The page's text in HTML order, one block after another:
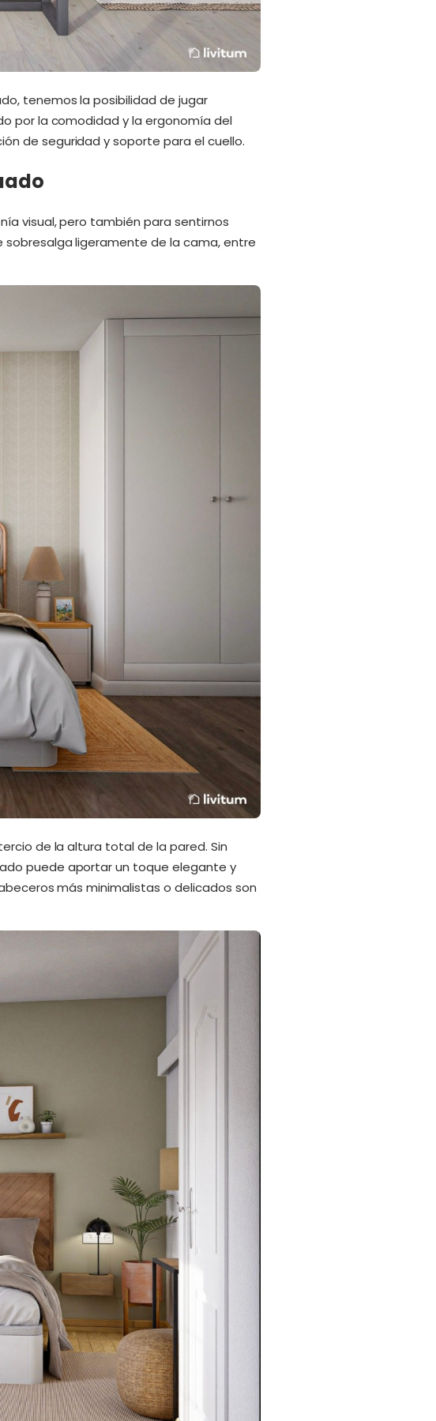
tenemos la posibilidad de jugar
por la comodidad y la ergonomía del
de seguridad y soporte para el cuello.
visual, pero también para sentirnos
sobresalga ligeramente de la cama, entre
de la altura total de la pared. Sin
puede aportar un toque elegante y
más minimalistas o delicados son